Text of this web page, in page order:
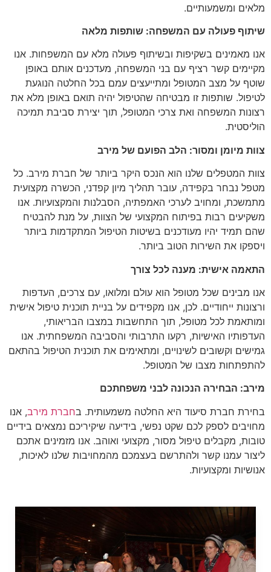
מלאים ומשמעותיים.
שיתוף פעולה עם המשפחה: שותפות מלאה
אנו מאמינים בשקיפות ובשיתוף פעולה מלא עם המשפחות. אנו
מקיימים קשר רציף עם בני המשפחה, מעדכנים אותם באופן
שוטף על מצב המטופל ומתייעצים עמם בכל החלטה הנוגעת
לטיפול. שותפות זו מבטיחה שהטיפול יהיה תואם באופן מלא את
רצונות המשפחה ואת צרכי המטופל, תוך יצירת סביבת תמיכה
הוליסטית.
צוות מיומן ומסור: הלב הפועם של מירב
צוות המטפלים שלנו הוא הנכס היקר ביותר של חברת מירב. כל
מטפל נבחר בקפידה, עובר תהליך מיון קפדני, הכשרה מקצועית
מתמשכת, ומחויב לערכי האמפתיה, הסבלנות והמקצועיות. אנו
משקיעים רבות בפיתוח המקצועי של הצוות, על מנת להבטיח
שהם תמיד יהיו מעודכנים בשיטות הטיפול המתקדמות ביותר
ויספקו את השירות הטוב ביותר.
התאמה אישית: מענה לכל צורך
אנו מבינים שכל מטופל הוא עולם ומלואו, עם צרכים, העדפות
ורצונות ייחודיים. לכן, אנו מקפידים על בניית תוכנית טיפול אישית
ומותאמת לכל מטופל, תוך התחשבות במצבו הבריאותי,
העדפותיו האישיות, רקעו התרבותי והסביבה המשפחתית. אנו
גמישים וקשובים לשינויים, ומתאימים את תוכנית הטיפול בהתאם
להתפתחות מצבו של המטופל.
מירב: הבחירה הנכונה לבני משפחתכם
בחירת חברת סיעוד היא החלטה משמעותית. בחברת מירב, אנו
מחויבים לספק לכם שקט נפשי, בידיעה שיקיריכם נמצאים בידיים
טובות, מקבלים טיפול מסור, מקצועי ואוהב. אנו מזמינים אתכם
ליצור עמנו קשר ולהתרשם בעצמכם מהמחויבות שלנו לאיכות,
אנושיות ומקצועיות.